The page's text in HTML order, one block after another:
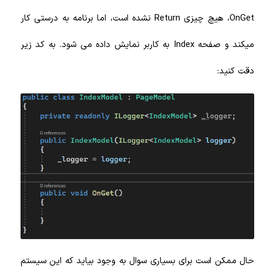
OnGet، هیچ چیزی Return نشده است، اما برنامه به درستی کار
میکند و صفحه Index به کاربر نمایش داده می شود. به کد زیر
دقت کنید:
حال ممکن است برای بسیاری سوال به وجود بیاید که این سیستم